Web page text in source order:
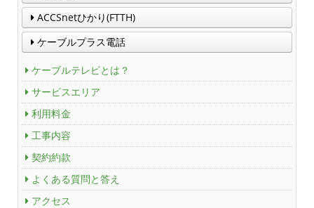
ACCSnetひかり(FTTH)
ケーブルプラス電話
ケーブルテレビとは？
サービスエリア
利用料金
工事内容
契約約款
よくある質問と答え
アクセス